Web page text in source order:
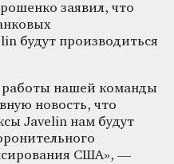
заявил, что
будут производиться
работы нашей команды
новость, что
Javelin нам будут
США», —